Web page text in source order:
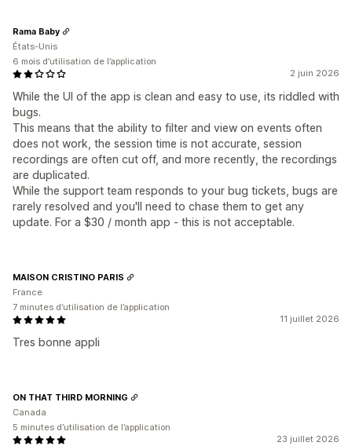
2 juin 2026
While the UI of the app is clean and easy to use, its riddled with
bugs.
This means that the ability to filter and view on events often
does not work, the session time is not accurate, session
recordings are often cut off, and more recently, the recordings
are duplicated.
While the support team responds to your bug tickets, bugs are
rarely resolved and you'll need to chase them to get any
update. For a $30 / month app - this is not acceptable.
Rama Baby
États-Unis
6 mois d’utilisation de l’application
11 juillet 2026
Tres bonne appli
MAISON CRISTINO PARIS
France
7 minutes d’utilisation de l’application
23 juillet 2026
ON THAT THIRD MORNING
Canada
5 minutes d’utilisation de l’application